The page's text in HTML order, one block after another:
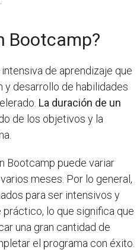
Bootcamp?
de aprendizaje que
desarrollo de habilidades
La duración de un
de los objetivos y la
Bootcamp puede variar
meses. Por lo general,
para ser intensivos y
lo que significa que
una gran cantidad de
el programa con éxito.